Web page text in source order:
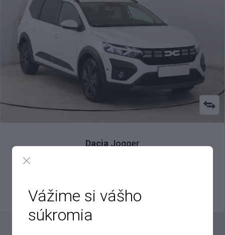
Dacia Jogger
16 000 €
Výhodné splátky na mieru
Vážime si vášho
súkromia